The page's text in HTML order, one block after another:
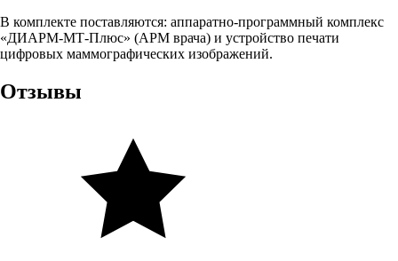
В комплекте поставляются: аппаратно-программный комплекс
«ДИАРМ-МТ-Плюс» (АРМ врача) и устройство печати
цифровых маммографических изображений.
Отзывы